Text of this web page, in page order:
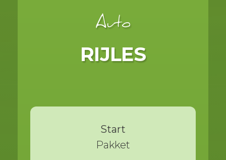
Auto
RIJLES
Start
Pakket